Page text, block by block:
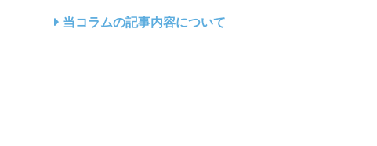
当コラムの記事内容について